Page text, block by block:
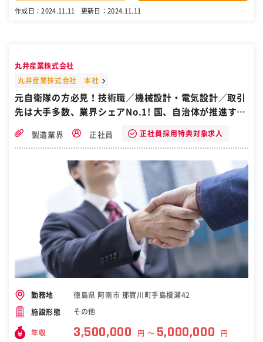
やシステム説明を行う座学期間を経て、以降はOJTにて各部門で業務
基盤等を含む、クラウドサービス、データセンタ等の活用を含みま
す。 ◆SE 社内システムの設計、開発・プログラミング SCM、ER
から設計、コーディング、テスト、運用まで担っています。 ※国内向
けに加え、海外拠点を含むグローバルシステムの開発、IoT、ビッグデ
ーザー開発 ◇電気・光学設計業務、プリント基板、電気駆動回路の設
計 ◇量産プロセス構築にむけた工程検証・条件出し・評価 ◇画像検査
の環境構築・設定、量産設備の立上げなど ◆生産装置・検査装置の設
計 ◇生産装置、検査装置の機械設計 ◇計装・制御装置開発のための回
路設計 ◇制御設計、プログラム設計 ◇画像処理外観検査機のソフトお
よびハード設計 ◇自動化、ロボットラインの設計 ◇プラント設備設
計・施工管理 【勤務地】 ・適性や居住地などを考慮のうえ、配属を決
定します ◆本社：徳島県阿南市上中町岡491番地 ・システムエンジニ
ア ・LED・半導体レーザー開発 ・LED・半導体レーザー製造技術 ・
生産装置・検査装置の設計 ◆横浜研究所：神奈川県横浜市神奈川区守
屋町三丁目13-19 ・LED・半導体レーザー開発 ◆諏訪技術センター：
長野県諏訪郡下諏訪町8974-6 ・LED・半導体レーザー開発 ◆辰巳工
造技術 ◆鳴門工場（N工場）：徳島県鳴門市大麻町市場字川向一38番
地2 ・LED・半導体レーザー製造技術 ◆辰巳工場（TN工場）：徳島県
阿南市辰巳町1番地19 ・生産装置・検査装置の設計 ［自衛隊・転職・
作成日：2024.11.11 更新日：2024.11.11
丸井産業株式会社
丸井産業株式会社 本社
元自衛隊の方必見！技術職／機械設計・電気設計／取引
先は大手多数、業界シェアNo.1! 国、自治体が推進する
製造業界 正社員 正社員採用特典対象求人
勤務地 徳島県 阿南市 那賀川町手島榎瀬42
施設形態 その他
年収 3,500,000 円 〜 5,000,000 円